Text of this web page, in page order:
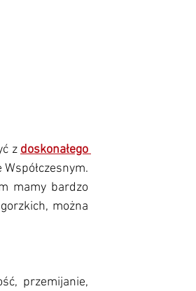
z doskonałego
mamy bardzo
można
przemijanie,